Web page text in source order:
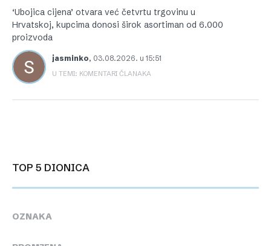
‘Ubojica cijena’ otvara već četvrtu trgovinu u
Hrvatskoj, kupcima donosi širok asortiman od 6.000
proizvoda
jasminko, 03.08.2026. u 15:51
U TEMI: KOMENTARI ČLANAKA
TOP 5 DIONICA
OZNAKA